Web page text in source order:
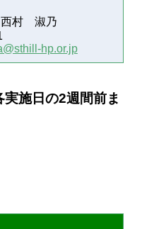
村 淑乃
hp.or.jp
施日の2週間前ま